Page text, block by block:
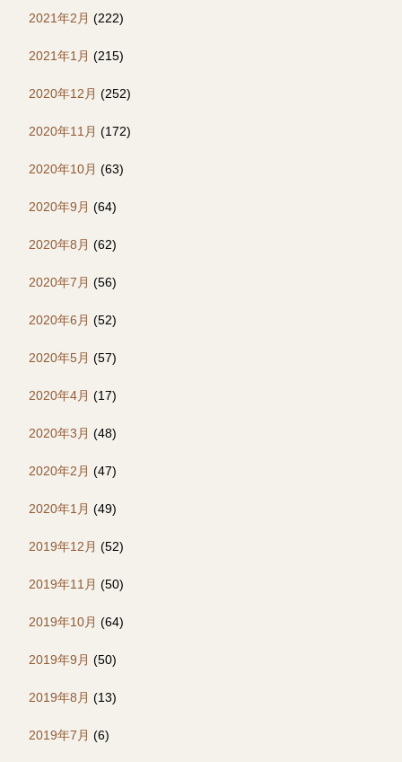
2021年2月 (222)
2021年1月 (215)
2020年12月 (252)
2020年11月 (172)
2020年10月 (63)
2020年9月 (64)
2020年8月 (62)
2020年7月 (56)
2020年6月 (52)
2020年5月 (57)
2020年4月 (17)
2020年3月 (48)
2020年2月 (47)
2020年1月 (49)
2019年12月 (52)
2019年11月 (50)
2019年10月 (64)
2019年9月 (50)
2019年8月 (13)
2019年7月 (6)